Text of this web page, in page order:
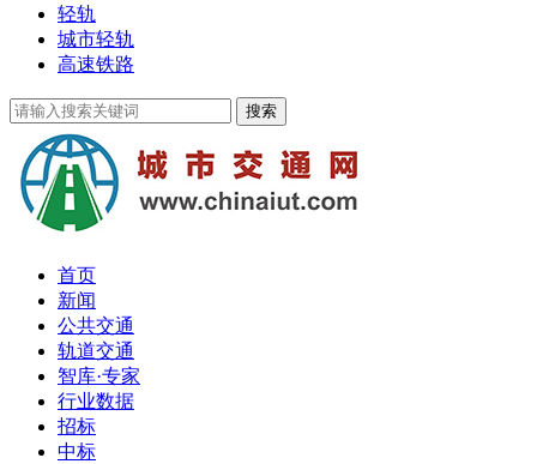
轻轨
城市轻轨
高速铁路
首页
新闻
公共交通
轨道交通
智库·专家
行业数据
招标
中标